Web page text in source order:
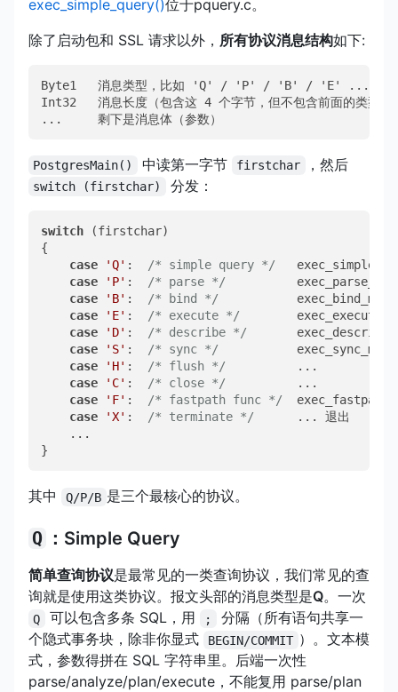
exec_simple_query()位于pquery.c。
除了启动包和 SSL 请求以外， 所有协议消息结构如下:
Byte1   消息类型，比如 'Q' / 'P' / 'B' / 'E' ...
Int32   消息长度（包含这 4 个字节，但不包含前面的类型字
...     剩下是消息体（参数）
PostgresMain() 中读第一字节 firstchar ，然后
switch (firstchar) 分发：
switch (firstchar)
{
case
'Q' : /* simple query */
case
'P' : /* parse */
case
'B' : /* bind */
case
'E' : /* execute */
case
'D' : /* describe */
case
'S' : /* sync */
case
'H' : /* flush */
case
'C' : /* close */
case
'F' : /* fastpath func */
case
'X' : /* terminate */
    ...
}
其中 Q/P/B 是三个最核心的协议。
Q ：Simple Query
简单查询协议是最常见的一类查询协议，我们常见的查
询就是使用这类协议。报文头部的消息类型是Q。一次
Q 可以包含多条 SQL，用 ;
分隔（所有语句共享一
个隐式事务块，除非你显式
BEGIN/COMMIT ）。文本模
式，参数得拼在 SQL 字符串里。后端一次性
parse/analyze/plan/execute，不能复用 parse/plan